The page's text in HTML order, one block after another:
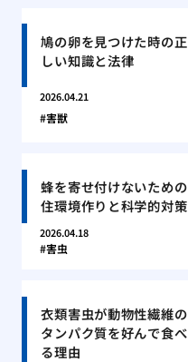
鳩の卵を見つけた時の正
しい知識と法律
2026.04.21
害獣
蜂を寄せ付けないための
住環境作りと科学的対策
2026.04.18
害虫
衣類害虫が動物性繊維の
タンパク質を好んで食べ
る理由